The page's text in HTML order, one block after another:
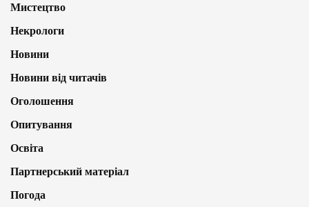
Мистецтво
Некрологи
Новини
Новини від читачів
Оголошення
Опитування
Освіта
Партнерський матеріал
Погода